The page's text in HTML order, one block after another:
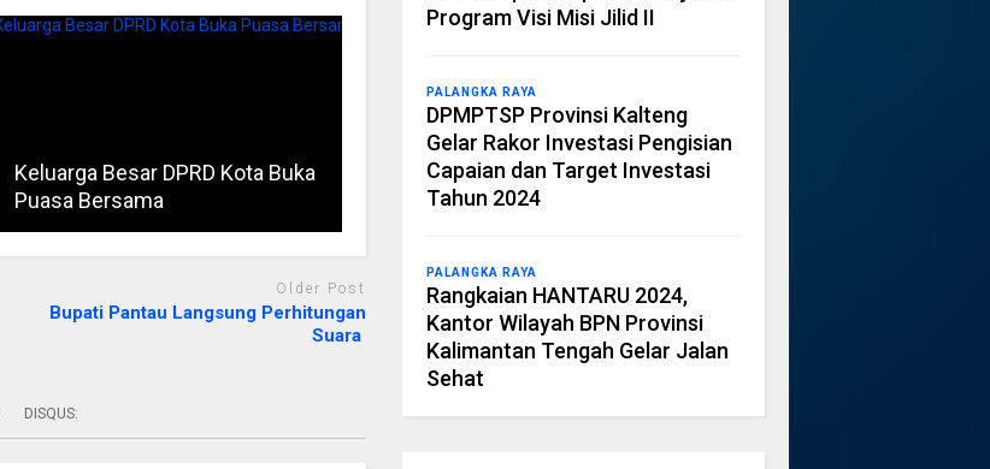
Keluarga Besar DPRD Kota Buka
Puasa Bersama
Older Post
Bupati Pantau Langsung Perhitungan
Suara
DISQUS:
Program Visi Misi Jilid II
PALANGKA RAYA
DPMPTSP Provinsi Kalteng
Gelar Rakor Investasi Pengisian
Capaian dan Target Investasi
Tahun 2024
PALANGKA RAYA
Rangkaian HANTARU 2024,
Kantor Wilayah BPN Provinsi
Kalimantan Tengah Gelar Jalan
Sehat